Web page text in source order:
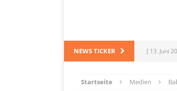
NEWS TICKER [ 13. Juni
Startseite Medien